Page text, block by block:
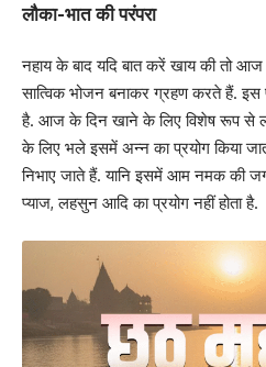
लौका-भात की परंपरा
नहाय के बाद यदि बात करें खाय की तो
सात्विक भोजन बनाकर ग्रहण करते हैं. इस
है. आज के दिन खाने के लिए विशेष रूप से
के लिए भले इसमें अन्न का प्रयोग किया
निभाए जाते हैं. यानि इसमें आम नमक की
प्याज, लहसुन आदि का प्रयोग नहीं होता है.